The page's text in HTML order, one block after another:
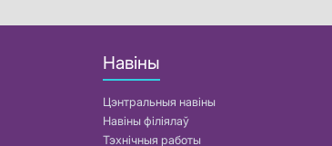
Навіны
Цэнтральныя навіны
Навіны філіялаў
Тэхнічныя работы